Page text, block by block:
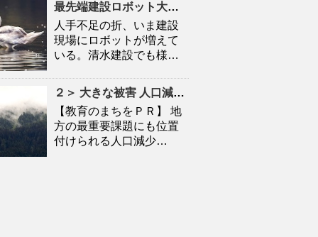
最先端建設ロボット大集合
人手不足の折、いま建設
現場にロボットが増えて
いる。清水建設でも様…
２＞ 大きな被害 人口 減に拍車 「教育のまち」で移住促進｜特集 – 苫小牧民報
【教育のまちをＰＲ】 地
方の最重要課題にも位置
付けられる人口減少…